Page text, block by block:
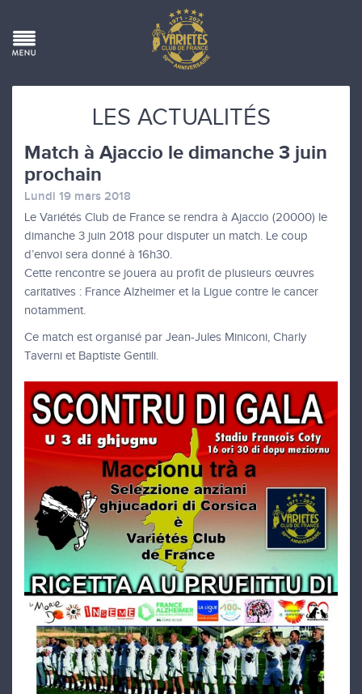
LES ACTUALITÉS
Match à Ajaccio le dimanche 3 juin
prochain
Lundi 19 mars 2018
Le Variétés Club de France se rendra à Ajaccio (20000) le
dimanche 3 juin 2018 pour disputer un match. Le coup
d’envoi sera donné à 16h30.
Cette rencontre se jouera au profit de plusieurs œuvres
caritatives : France Alzheimer et la Ligue contre le cancer
notamment.
Ce match est organisé par Jean-Jules Miniconi, Charly
Taverni et Baptiste Gentili.